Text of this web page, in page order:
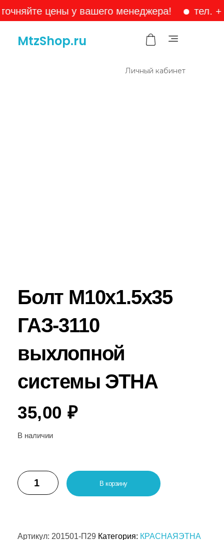
цены у вашего менеджера! тел. +7-
MtzShop.ru
Личный кабинет
Болт М10х1.5х35
ГАЗ-3110
выхлопной
системы ЭТНА
35,00 ₽
В наличии
В корзину
Артикул: 201501-П29 Категория: КРАСНАЯЭТНА